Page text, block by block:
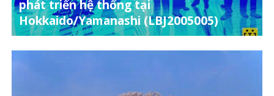
phát triển hệ thống tại
Hokkaido/Yamanashi (LBJ2005005)